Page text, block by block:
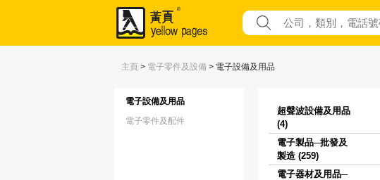
主頁 > 電子零件及設備 > 電子設備及用品
電子設備及用品
電子零件及配件
超聲波設備及用品
(4)
電子製品─批發及
製造 (259)
電子器材及用品─